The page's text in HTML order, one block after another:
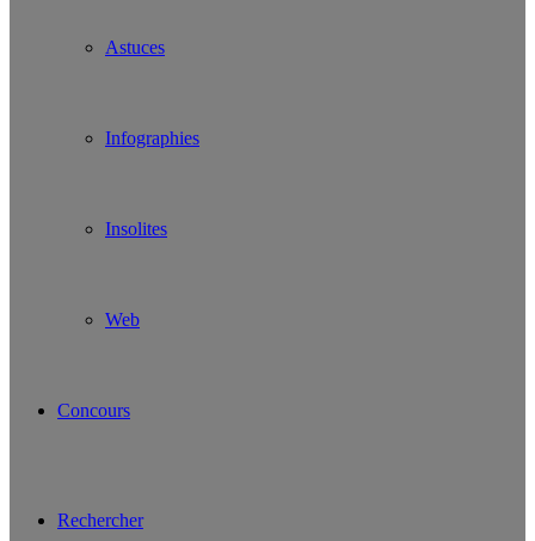
Astuces
Infographies
Insolites
Web
Concours
Rechercher